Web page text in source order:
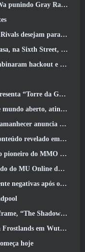
Raven para o Steam
para o jogo 2026
Zenless Zone Zero 2.6 Atualizar
e lasers orbitais
gerada aleatoriamente
atinge as notas certas
roteiros para EverQuest e EQ2
2: Fluxo de onda de título NGS
Jack Emmert como CEO
durante o pré-evento
após o lançamento
chegará em março
Waves, próxima versão 3.1
hoje